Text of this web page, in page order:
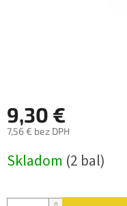
9,30 €
7,56 € bez DPH
cena:
Skladom (2 bal)